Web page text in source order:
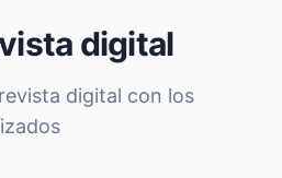
digital
digital con los